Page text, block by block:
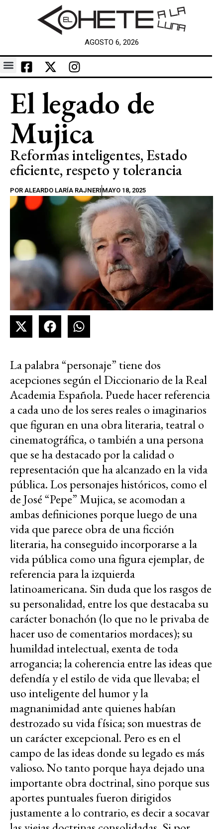
AGOSTO 6, 2026
El legado de
Mujica
Reformas inteligentes, Estado
eficiente, respeto y tolerancia
POR ALEARDO LARÍA RAJNERI MAYO 18, 2025
La palabra “personaje” tiene dos
acepciones según el Diccionario de la Real
Academia Española. Puede hacer referencia
a cada uno de los seres reales o imaginarios
que figuran en una obra literaria, teatral o
cinematográfica, o también a una persona
que se ha destacado por la calidad o
representación que ha alcanzado en la vida
pública. Los personajes históricos, como el
de José “Pepe” Mujica, se acomodan a
ambas definiciones porque luego de una
vida que parece obra de una ficción
literaria, ha conseguido incorporarse a la
vida pública como una figura ejemplar, de
referencia para la izquierda
latinoamericana. Sin duda que los rasgos de
su personalidad, entre los que destacaba su
carácter bonachón (lo que no le privaba de
hacer uso de comentarios mordaces); su
humildad intelectual, exenta de toda
arrogancia; la coherencia entre las ideas que
defendía y el estilo de vida que llevaba; el
uso inteligente del humor y la
magnanimidad ante quienes habían
destrozado su vida física; son muestras de
un carácter excepcional. Pero es en el
campo de las ideas donde su legado es más
valioso. No tanto porque haya dejado una
importante obra doctrinal, sino porque sus
aportes puntuales fueron dirigidos
justamente a lo contrario, es decir a socavar